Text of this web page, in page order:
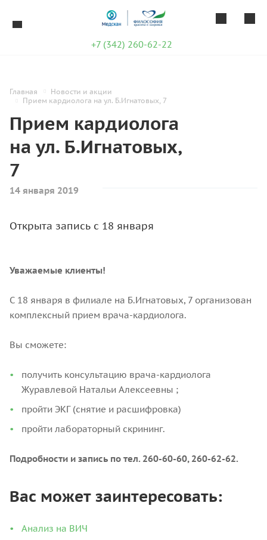
+7 (342) 260-62-22
Главная
Новости и акции
Прием кардиолога на ул. Б.Игнатовых, 7
Прием кардиолога
на ул. Б.Игнатовых,
7
14 января 2019
Открыта запись с 18 января
Уважаемые клиенты!
С 18 января в филиале на Б.Игнатовых, 7 организован
комплексный прием врача-кардиолога.
Вы сможете:
получить консультацию врача-кардиолога
Журавлевой Натальи Алексеевны ;
пройти ЭКГ (снятие и расшифровка)
пройти лабораторный скрининг.
Подробности и запись по тел. 260-60-60, 260-62-62.
Вас может заинтересовать:
Анализ на ВИЧ